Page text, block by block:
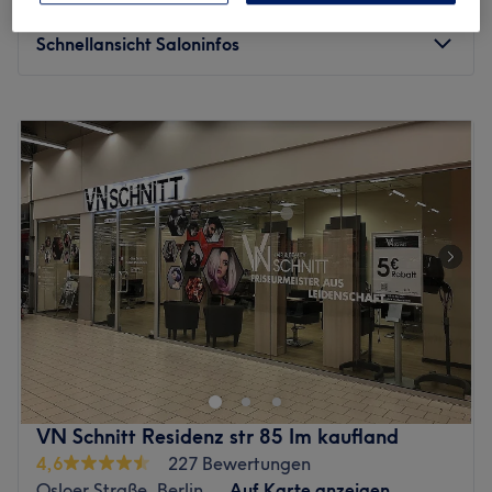
Extras: Super zu erreichen mit den öffentlichen
Verkehrsmitteln.
Schnellansicht Saloninfos
Dienstag
09:00–18:00
Mittwoch
Donnerstag
09:00–18:00
Freitag
09:00
18:00
Samstag
09:00–13:00
Sonntag
Geschlossen
Hairliche Zeiten - der Friseursalon, im Berliner Stadtteil
Reinickendorf, macht Ihren Friseurbesuch zu einem tollen
Erlebnis und punktet mit tollen Schnitten und fabelhaften
Colorationen.
Sie erwarten "hairliche Zeiten" - getreu dem Namen
machen die Haar-Profis des Salons, in der Markstraße,
VN Schnitt Residenz str 85 Im kaufland
4,6
227 Bewertungen